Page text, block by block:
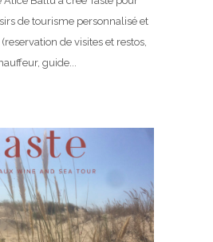
de tourisme personnalisé et
de visites et restos,
guide...